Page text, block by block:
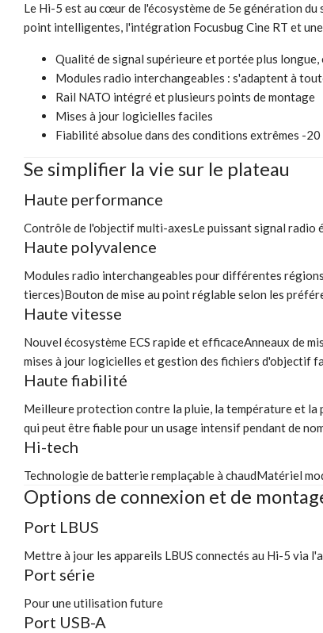
Le Hi-5 est au cœur de l'écosystème de 5e génération
point intelligentes, l'intégration Focusbug Cine RT et
Qualité de signal supérieure et portée plus
Modules radio interchangeables : s'adaptent à
Rail NATO intégré et plusieurs points de montage
Mises à jour logicielles faciles
Fiabilité absolue dans des conditions extrêmes -20
Se simplifier la vie sur le plateau
Haute performance
Contrôle de l'objectif multi-axesLe puissant signal radio
Haute polyvalence
Modules radio interchangeables pour différentes
tierces)Bouton de mise au point réglable selon les
Haute vitesse
Nouvel écosystème ECS rapide et efficaceAnneaux de
mises à jour logicielles et gestion des fichiers d'objectif
Haute fiabilité
Meilleure protection contre la pluie, la température et
qui peut être fiable pour un usage intensif pendant de
Hi-tech
Technologie de batterie remplaçable à chaudMatériel
Options de connexion et de
Port LBUS
Mettre à jour les appareils LBUS connectés au Hi-5 via
Port série
Pour une utilisation future
Port USB-A